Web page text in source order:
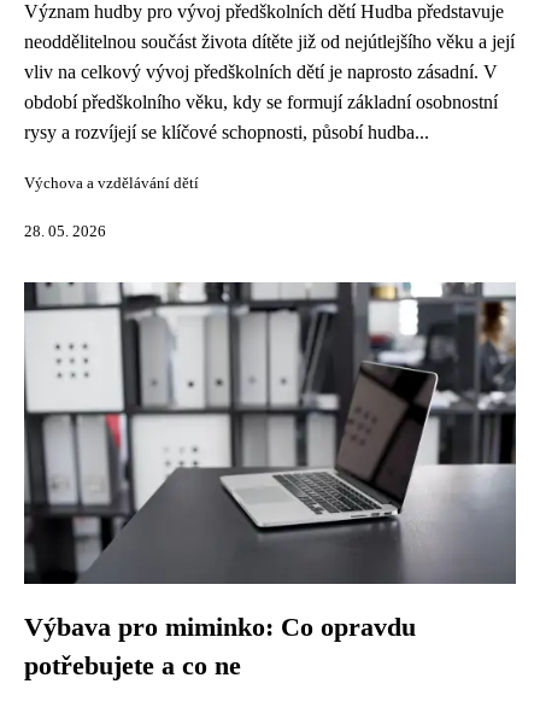
Význam hudby pro vývoj předškolních dětí Hudba představuje
neoddělitelnou součást života dítěte již od nejútlejšího věku a její
vliv na celkový vývoj předškolních dětí je naprosto zásadní. V
období předškolního věku, kdy se formují základní osobnostní
rysy a rozvíjejí se klíčové schopnosti, působí hudba...
Výchova a vzdělávání dětí
28. 05. 2026
Výbava pro miminko: Co opravdu
potřebujete a co ne